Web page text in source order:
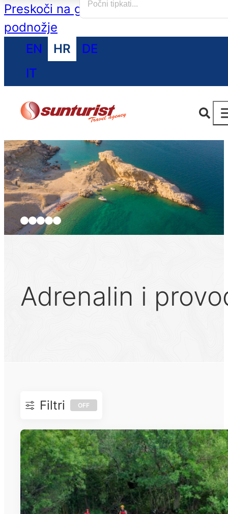
Preskoči na glavni sadržaj
podnožje
EN
HR
DE
IT
Adrenalin i
Filtri OFF